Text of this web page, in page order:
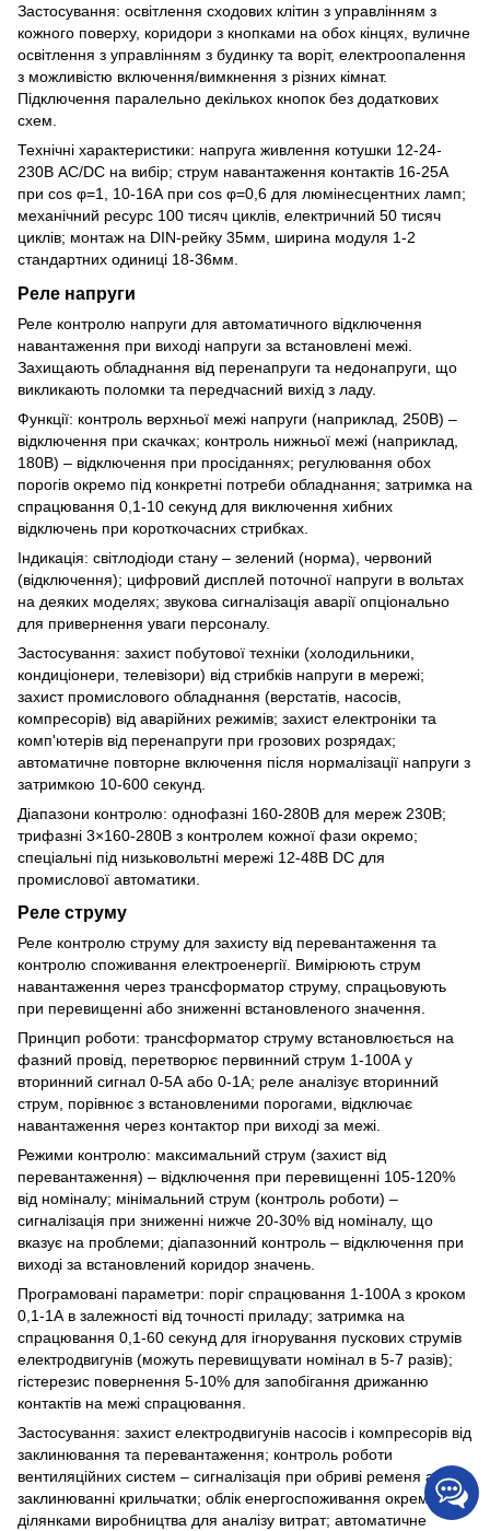
Застосування: освітлення сходових клітин з управлінням з
кожного поверху, коридори з кнопками на обох кінцях, вуличне
освітлення з управлінням з будинку та воріт, електроопалення
з можливістю включення/вимкнення з різних кімнат.
Підключення паралельно декількох кнопок без додаткових
схем.
Технічні характеристики: напруга живлення котушки 12-24-
230В AC/DC на вибір; струм навантаження контактів 16-25А
при cos φ=1, 10-16А при cos φ=0,6 для люмінесцентних ламп;
механічний ресурс 100 тисяч циклів, електричний 50 тисяч
циклів; монтаж на DIN-рейку 35мм, ширина модуля 1-2
стандартних одиниці 18-36мм.
Реле напруги
Реле контролю напруги для автоматичного відключення
навантаження при виході напруги за встановлені межі.
Захищають обладнання від перенапруги та недонапруги, що
викликають поломки та передчасний вихід з ладу.
Функції: контроль верхньої межі напруги (наприклад, 250В) –
відключення при скачках; контроль нижньої межі (наприклад,
180В) – відключення при просіданнях; регулювання обох
порогів окремо під конкретні потреби обладнання; затримка на
спрацювання 0,1-10 секунд для виключення хибних
відключень при короткочасних стрибках.
Індикація: світлодіоди стану – зелений (норма), червоний
(відключення); цифровий дисплей поточної напруги в вольтах
на деяких моделях; звукова сигналізація аварії опціонально
для привернення уваги персоналу.
Застосування: захист побутової техніки (холодильники,
кондиціонери, телевізори) від стрибків напруги в мережі;
захист промислового обладнання (верстатів, насосів,
компресорів) від аварійних режимів; захист електроніки та
комп'ютерів від перенапруги при грозових розрядах;
автоматичне повторне включення після нормалізації напруги з
затримкою 10-600 секунд.
Діапазони контролю: однофазні 160-280В для мереж 230В;
трифазні 3×160-280В з контролем кожної фази окремо;
спеціальні під низьковольтні мережі 12-48В DC для
промислової автоматики.
Реле струму
Реле контролю струму для захисту від перевантаження та
контролю споживання електроенергії. Вимірюють струм
навантаження через трансформатор струму, спрацьовують
при перевищенні або зниженні встановленого значення.
Принцип роботи: трансформатор струму встановлюється на
фазний провід, перетворює первинний струм 1-100А у
вторинний сигнал 0-5А або 0-1А; реле аналізує вторинний
струм, порівнює з встановленими порогами, відключає
навантаження через контактор при виході за межі.
Режими контролю: максимальний струм (захист від
перевантаження) – відключення при перевищенні 105-120%
від номіналу; мінімальний струм (контроль роботи) –
сигналізація при зниженні нижче 20-30% від номіналу, що
вказує на проблеми; діапазонний контроль – відключення при
виході за встановлений коридор значень.
Програмовані параметри: поріг спрацювання 1-100А з кроком
0,1-1А в залежності від точності приладу; затримка на
спрацювання 0,1-60 секунд для ігнорування пускових струмів
електродвигунів (можуть перевищувати номінал в 5-7 разів);
гістерезис повернення 5-10% для запобігання дрижанню
контактів на межі спрацювання.
Застосування: захист електродвигунів насосів і компресорів від
заклинювання та перевантаження; контроль роботи
вентиляційних систем – сигналізація при обриві ременя або
заклинюванні крильчатки; облік енергоспоживання окремими
ділянками виробництва для аналізу витрат; автоматичне